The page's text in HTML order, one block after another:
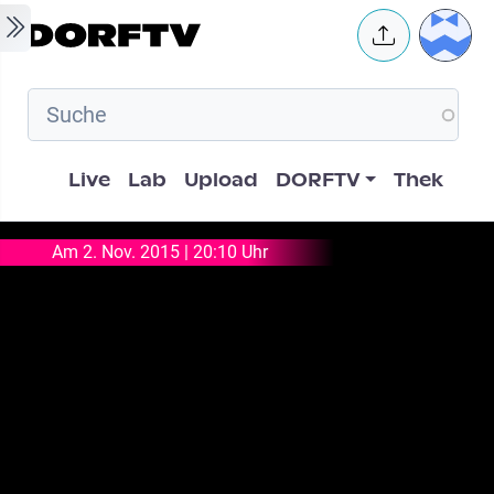
Skip to main content User
Hauptnavigation
Live Lab Upload DORFTV Thek
Am 2. Nov. 2015 | 20:10 Uhr